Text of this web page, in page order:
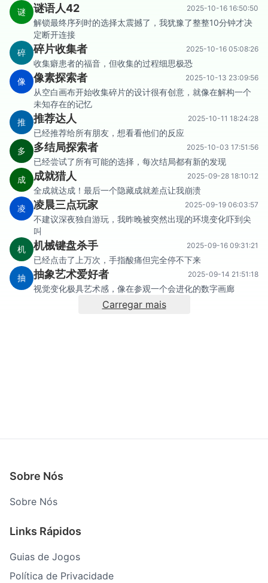
谜
谜语人42 2025-10-16 16:50:50
解锁最终序列时的选择太震撼了，我犹豫了整整10分钟才决
定断开连接
碎
碎片收集者 2025-10-16 05:08:26
收集癖患者的福音，但收集的过程细思极恐
像
像素探索者 2025-10-13 23:09:56
从空白画布开始收集碎片的设计很有创意，就像在解构一个
未知存在的记忆
推
推荐达人 2025-10-11 18:24:28
已经推荐给所有朋友，想看看他们的反应
多
多结局探索者 2025-10-03 17:51:56
已经尝试了所有可能的选择，每次结局都有新的发现
成
成就猎人 2025-09-28 18:10:12
全成就达成！最后一个隐藏成就差点让我崩溃
凌
凌晨三点玩家 2025-09-19 06:03:57
不建议深夜独自游玩，我昨晚被突然出现的环境变化吓到尖
叫
机
机械键盘杀手 2025-09-16 09:31:21
已经点击了上万次，手指酸痛但完全停不下来
抽
抽象艺术爱好者 2025-09-14 21:51:18
视觉变化极具艺术感，像在参观一个会进化的数字画廊
Carregar mais
Sobre Nós
Sobre Nós
Links Rápidos
Guias de Jogos
Política de Privacidade